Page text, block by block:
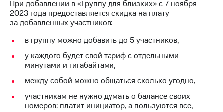
eSIM
SIM-
карта
для
иностранцев
Оформить
чистый
номер
Деньги
Спутниковое ТВ
и подключите
ТВ
с выгодным
тарифом
При добавлении в «Группу для близких» с 7 ноября
2023 года предоставляется скидка на плату
за добавленных участников:
в группу можно добавить до 5 участников,
у каждого будет свой тариф с отдельными
минутами и гигабайтами,
между собой можно общаться сколько угодно,
участникам не нужно думать о балансе своих
номеров: платит инициатор, а пользуются все,